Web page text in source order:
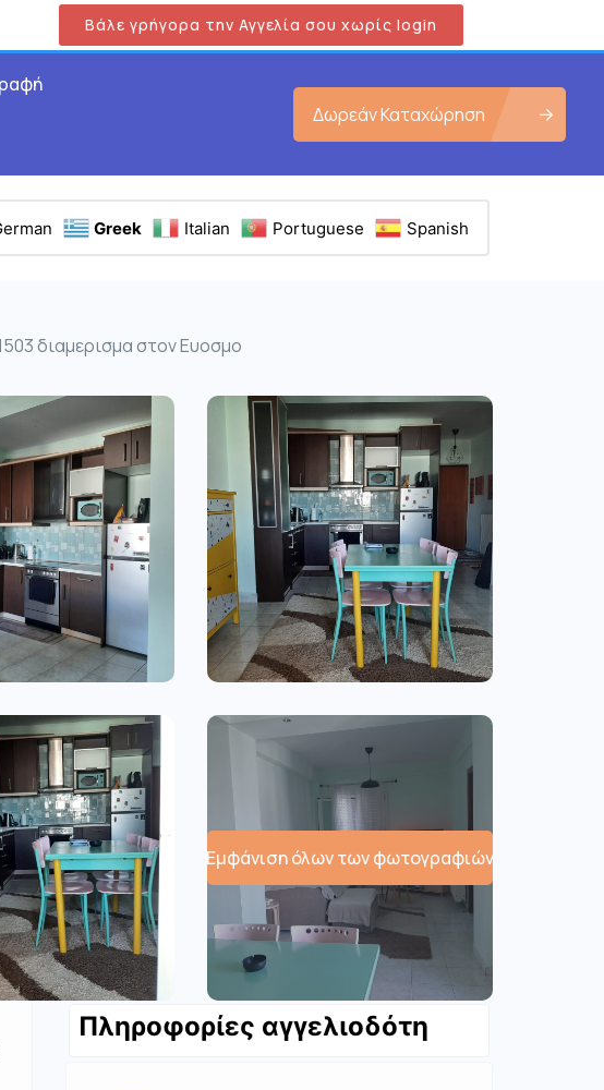
Βάλε γρήγορα την Αγγελία σου χωρίς login
Δωρεάν Καταχώρηση
Greek Italian Portuguese Spanish
διαμερισμα στον Ευοσμο
Εμφάνιση όλων των φωτογραφιών
Πληροφορίες αγγελιοδότη